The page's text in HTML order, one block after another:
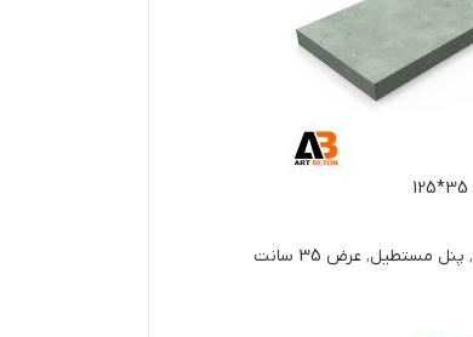
, پنل مستطیل, عرض 35 سانت